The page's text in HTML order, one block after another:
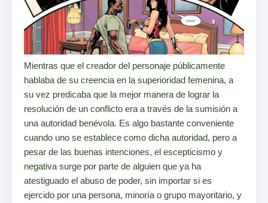
Mientras que el creador del personaje públicamente
hablaba de su creencia en la superioridad femenina, a
su vez predicaba que la mejor manera de lograr la
resolución de un conflicto era a través de la sumisión a
una autoridad benévola. Es algo bastante conveniente
cuando uno se establece como dicha autoridad, pero a
pesar de las buenas intenciones, el escepticismo y
negativa surge por parte de alguien que ya ha
atestiguado el abuso de poder, sin importar si es
ejercido por una persona, minoría o grupo mayoritario, y